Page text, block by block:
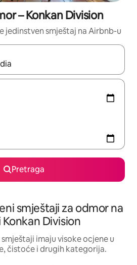
– Konkan Division
jedinstven smještaj na Airbnb-u
možete da se krećete kroz njih
Pretraga
smještaji za odmor na
Division
imaju visoke ocjene u
čistoće i drugih kategorija.